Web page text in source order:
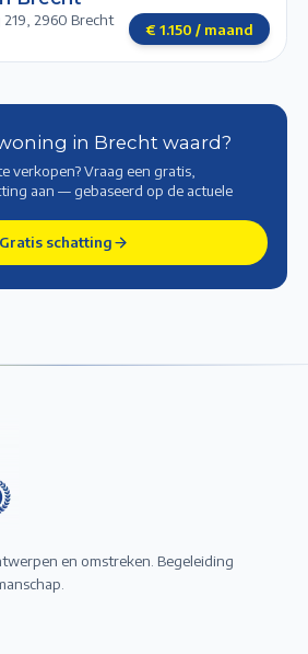
2960 Brecht
€1.150 / maand
in Brecht waard?
verkopen? Vraag een gratis,
aan — gebaseerd op de actuele
Gratis schatting
en omstreken. Begeleiding